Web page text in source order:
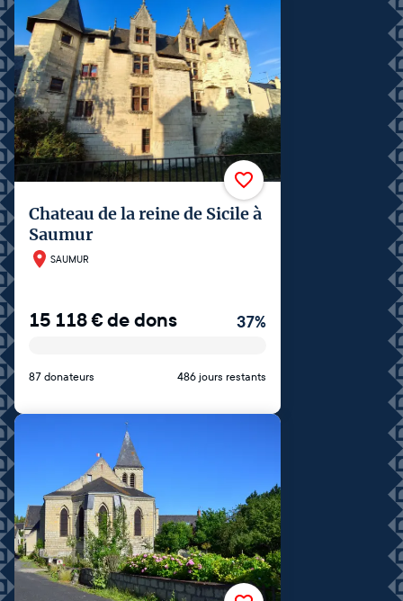
Chateau de la reine de Sicile à
Saumur
SAUMUR
15 118€de dons 37%
87 donateurs 486 jours restants